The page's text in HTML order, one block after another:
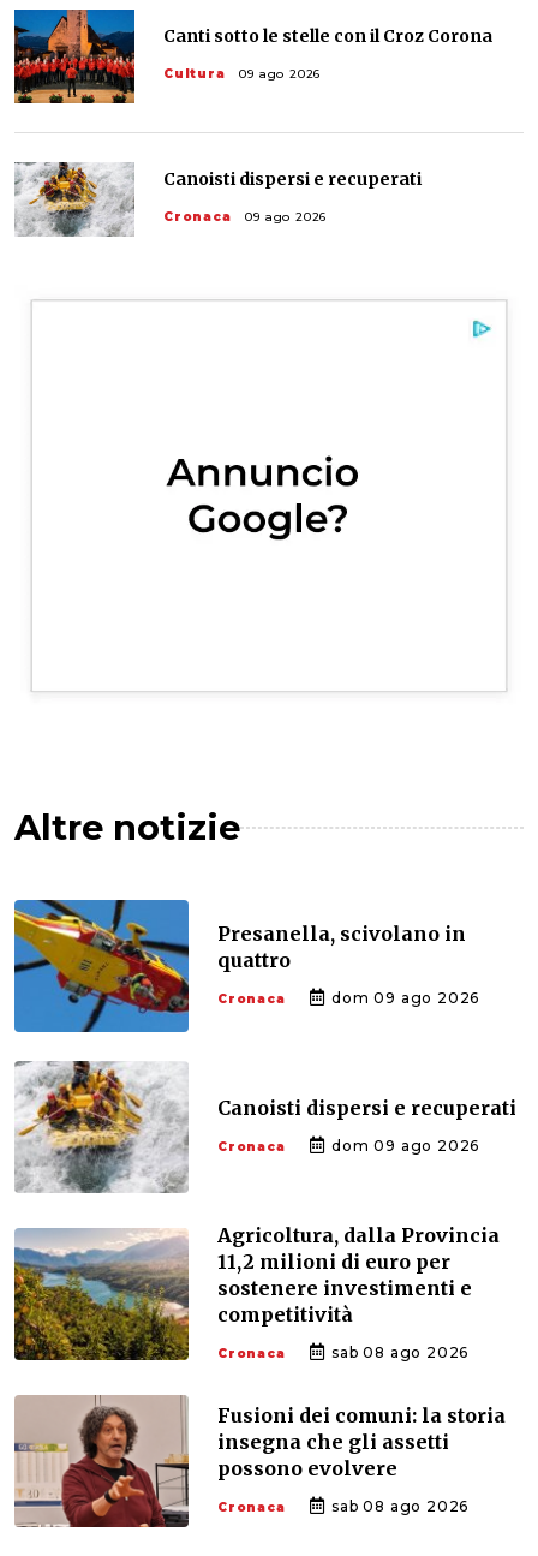
Canti sotto le stelle con il Croz Corona
Cultura 09 ago 2026
Canoisti dispersi e recuperati
Cronaca 09 ago 2026
Altre notizie
Presanella, scivolano in
quattro
Cronaca dom 09 ago 2026
Canoisti dispersi e recuperati
Cronaca dom 09 ago 2026
Agricoltura, dalla Provincia
11,2 milioni di euro per
sostenere investimenti e
competitività
Cronaca sab 08 ago 2026
Fusioni dei comuni: la storia
insegna che gli assetti
possono evolvere
Cronaca sab 08 ago 2026